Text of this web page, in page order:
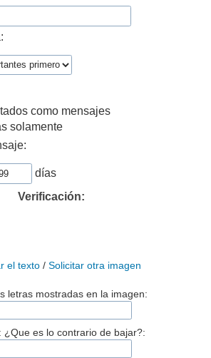
como mensajes
solamente
días
Verificación:
el texto/ Solicitar otra imagen
letras mostradas en la imagen:
¿Que es lo contrario de bajar?: